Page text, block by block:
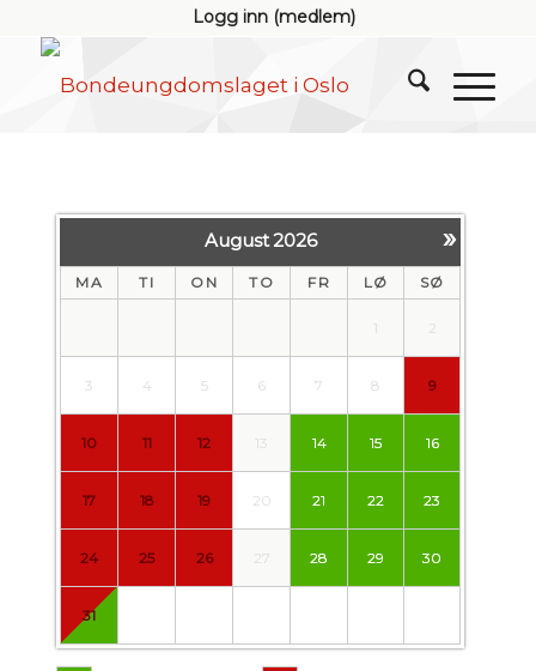
Logg inn (medlem)
»
August2026
MA TI ON TO FR LØ SØ
1 2
3 4 5 6 7 8 9
10 11 12 13 14 15 16
17 18 19 20 21 22 23
24 25 26 27 28 29 30
31